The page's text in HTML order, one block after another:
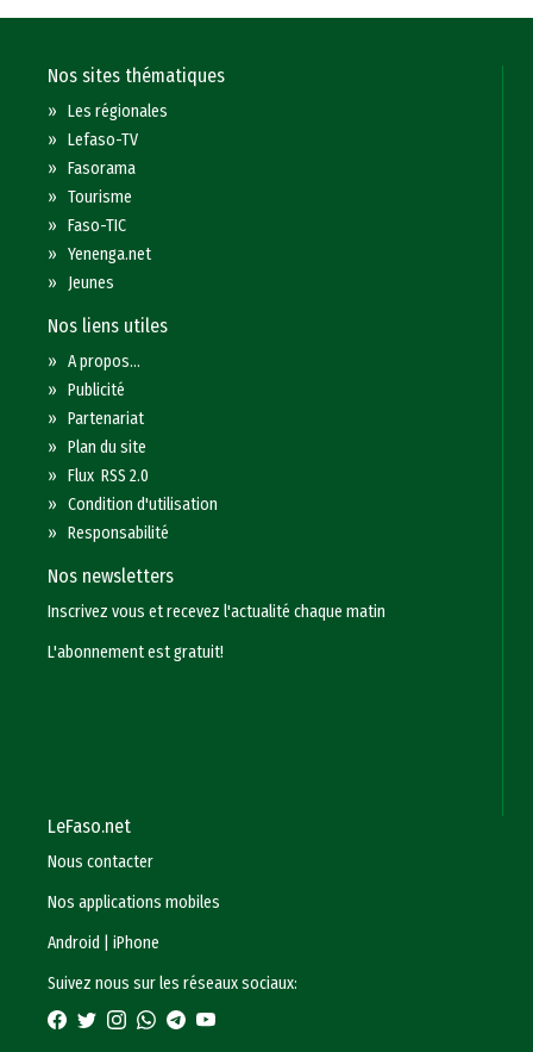
Nos sites thématiques
»Les régionales
»Lefaso-TV
»Fasorama
»Tourisme
»Faso-TIC
»Yenenga.net
» Jeunes
Nos liens utiles
»A propos...
»Publicité
»Partenariat
»Plan du site
»Flux RSS 2.0
»Condition d'utilisation
»Responsabilité
Nos newsletters
Inscrivez vous et recevez l'actualité chaque matin
L'abonnement est gratuit!
LeFaso.net
Nous contacter
Nos applications mobiles
Android
|iPhone
Suivez nous sur les réseaux sociaux: